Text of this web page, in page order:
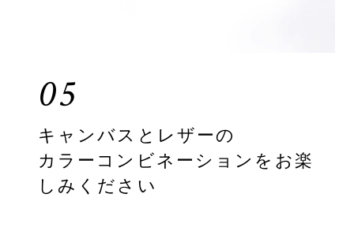
05
キャンバスとレザーの
カラーコンビネーションをお楽
しみください